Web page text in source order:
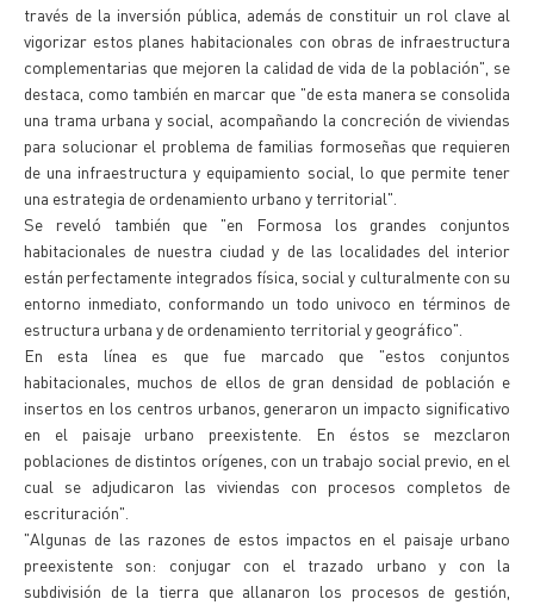
través de la inversión pública, además de constituir un rol clave al
vigorizar estos planes habitacionales con obras de infraestructura
complementarias que mejoren la calidad de vida de la población", se
destaca, como también en marcar que "de esta manera se consolida
una trama urbana y social, acompañando la concreción de viviendas
para solucionar el problema de familias formoseñas que requieren
de una infraestructura y equipamiento social, lo que permite tener
una estrategia de ordenamiento urbano y territorial".
Se reveló también que "en Formosa los grandes conjuntos
habitacionales de nuestra ciudad y de las localidades del interior
están perfectamente integrados física, social y culturalmente con su
entorno inmediato, conformando un todo univoco en términos de
estructura urbana y de ordenamiento territorial y geográfico".
En esta línea es que fue marcado que "estos conjuntos
habitacionales, muchos de ellos de gran densidad de población e
insertos en los centros urbanos, generaron un impacto significativo
en el paisaje urbano preexistente. En éstos se mezclaron
poblaciones de distintos orígenes, con un trabajo social previo, en el
cual se adjudicaron las viviendas con procesos completos de
escrituración".
"Algunas de las razones de estos impactos en el paisaje urbano
preexistente son: conjugar con el trazado urbano y con la
subdivisión de la tierra que allanaron los procesos de gestión,